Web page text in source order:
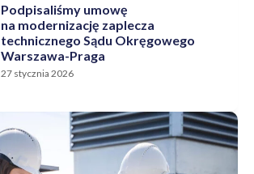
Podpisaliśmy umowę
na modernizację zaplecza
technicznego Sądu Okręgowego
Warszawa-Praga
27 stycznia 2026